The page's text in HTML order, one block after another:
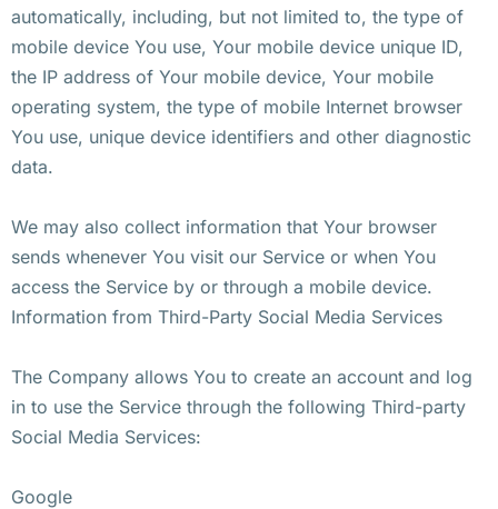
automatically, including, but not limited to, the type of
mobile device You use, Your mobile device unique ID,
the IP address of Your mobile device, Your mobile
operating system, the type of mobile Internet browser
You use, unique device identifiers and other diagnostic
data.
We may also collect information that Your browser
sends whenever You visit our Service or when You
access the Service by or through a mobile device.
Information from Third-Party Social Media Services
The Company allows You to create an account and log
in to use the Service through the following Third-party
Social Media Services:
Google